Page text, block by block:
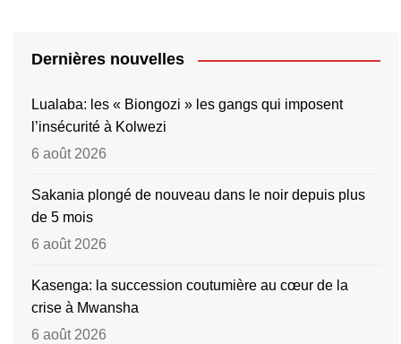
Dernières nouvelles
Lualaba: les « Biongozi » les gangs qui imposent
l’insécurité à Kolwezi
6 août 2026
Sakania plongé de nouveau dans le noir depuis plus
de 5 mois
6 août 2026
Kasenga: la succession coutumière au cœur de la
crise à Mwansha
6 août 2026